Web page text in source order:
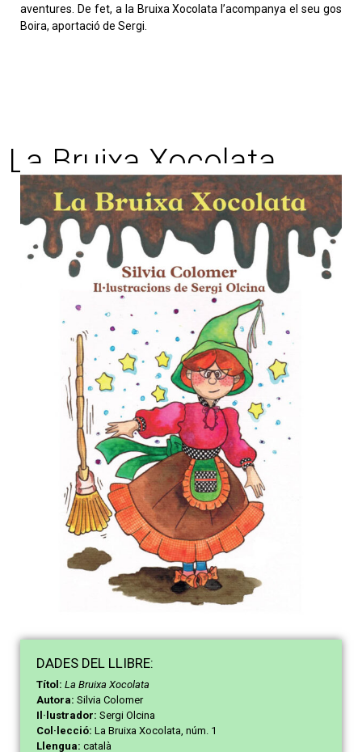
aventures. De fet, a la Bruixa Xocolata l’acompanya el seu gos
Boira, aportació de Sergi.
La Bruixa Xocolata
DADES DEL LLIBRE:
Títol: La Bruixa Xocolata
Autora: Silvia Colomer
Il·lustrador: Sergi Olcina
Col·lecció: La Bruixa Xocolata, núm. 1
Llengua: català